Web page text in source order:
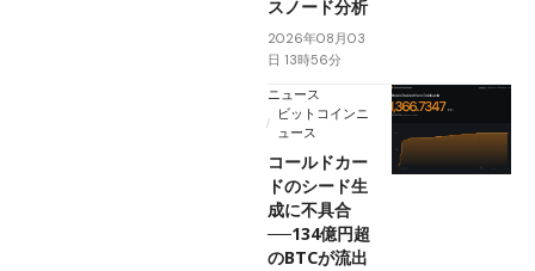
スノード分析
2026年08月03
日 13時56分
ニュース
ビットコインニ
ュース
コールドカー
ドのシード生
成に不具合
──134億円超
のBTCが流出